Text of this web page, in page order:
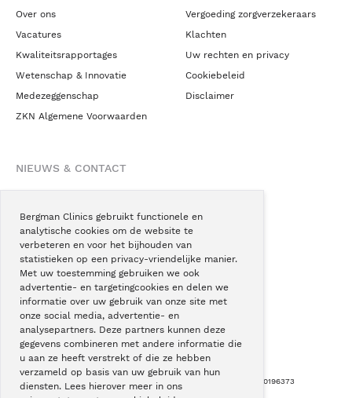
Bergman Clinics gebruikt functionele en
analytische cookies om de website te
verbeteren en voor het bijhouden van
statistieken op een privacy-vriendelijke manier.
Met uw toestemming gebruiken we ook
advertentie- en targetingcookies en delen we
informatie over uw gebruik van onze site met
onze social media, advertentie- en
analysepartners. Deze partners kunnen deze
gegevens combineren met andere informatie die
u aan ze heeft verstrekt of die ze hebben
verzameld op basis van uw gebruik van hun
diensten. Lees hierover meer in ons
Over ons
Vacatures
Kwaliteitsrapportages
Wetenschap & Innovatie
Medezeggenschap
ZKN Algemene Voorwaarden
Vergoeding zorgverzekeraars
Klachten
Uw rechten en privacy
Cookiebeleid
Disclaimer
NIEUWS & CONTACT
Blogs
Podcast
Pressroom
Instagram
Facebook
LinkedIn
Copyright © Bergman Clinics 2026 KVK nummer: 30196373